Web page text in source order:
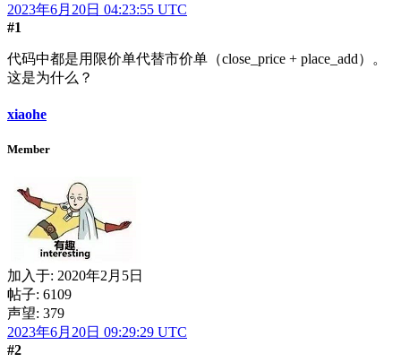
2023年6月20日 04:23:55 UTC
#1
代码中都是用限价单代替市价单（close_price + place_add）。
这是为什么？
xiaohe
Member
加入于: 2020年2月5日
帖子: 6109
声望: 379
2023年6月20日 09:29:29 UTC
#2